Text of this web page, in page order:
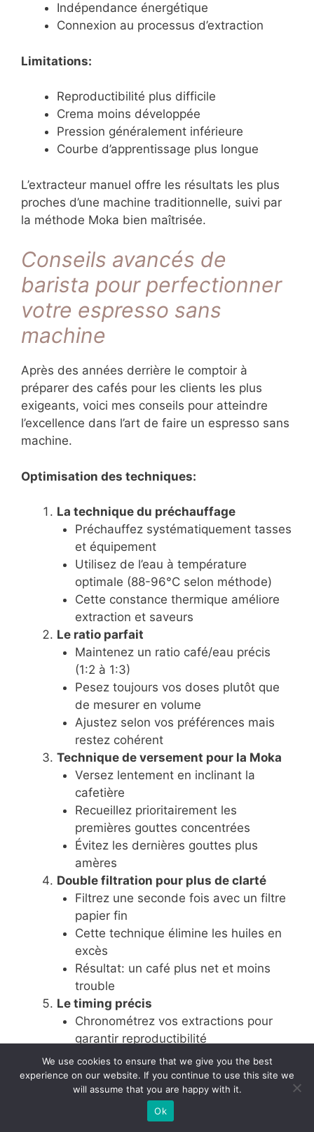
Indépendance énergétique
Connexion au processus d’extraction
Limitations:
Reproductibilité plus difficile
Crema moins développée
Pression généralement inférieure
Courbe d’apprentissage plus longue
L’extracteur manuel offre les résultats les plus
proches d’une machine traditionnelle, suivi par
la méthode Moka bien maîtrisée.
Conseils avancés de
barista pour perfectionner
votre espresso sans
machine
Après des années derrière le comptoir à
préparer des cafés pour les clients les plus
exigeants, voici mes conseils pour atteindre
l’excellence dans l’art de faire un espresso sans
machine.
Optimisation des techniques:
La technique du préchauffage
Préchauffez systématiquement tasses
et équipement
Utilisez de l’eau à température
optimale (88-96°C selon méthode)
Cette constance thermique améliore
extraction et saveurs
Le ratio parfait
Maintenez un ratio café/eau précis
(1:2 à 1:3)
Pesez toujours vos doses plutôt que
de mesurer en volume
Ajustez selon vos préférences mais
restez cohérent
Technique de versement pour la Moka
Versez lentement en inclinant la
cafetière
Recueillez prioritairement les
premières gouttes concentrées
Évitez les dernières gouttes plus
amères
Double filtration pour plus de clarté
Filtrez une seconde fois avec un filtre
papier fin
Cette technique élimine les huiles en
excès
Résultat: un café plus net et moins
trouble
Le timing précis
Chronométrez vos extractions pour
garantir reproductibilité
Ajustez finement la mouture selon le
temps d’écoulement
Notez vos paramètres réussis pour
We use cookies to ensure that we give you the best
experience on our website. If you continue to use this site we
will assume that you are happy with it.
Ok